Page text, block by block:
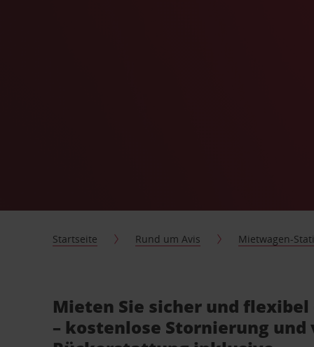
Startseite Rund um Avis Mietwagen-
Mieten Sie sicher und flexibel
– kostenlose Stornierung und